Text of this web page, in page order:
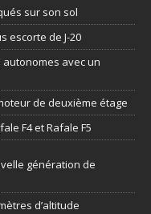
sur son sol
escorte de J-20
autonomes avec un
de deuxième étage
F4 et Rafale F5
génération de
d’altitude